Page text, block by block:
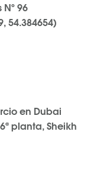
96
54.384654)
en Dubai
planta, Sheikh